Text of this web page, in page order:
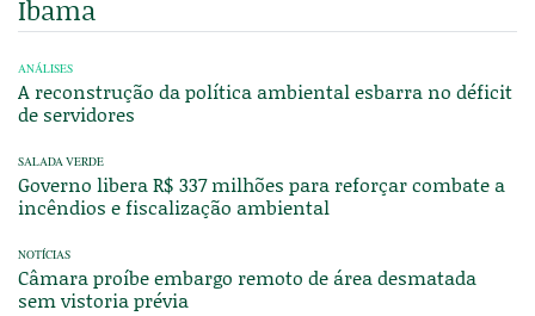
Ibama
ANÁLISES
A reconstrução da política ambiental esbarra no déficit
de servidores
SALADA VERDE
Governo libera R$ 337 milhões para reforçar combate a
incêndios e fiscalização ambiental
NOTÍCIAS
Câmara proíbe embargo remoto de área desmatada
sem vistoria prévia